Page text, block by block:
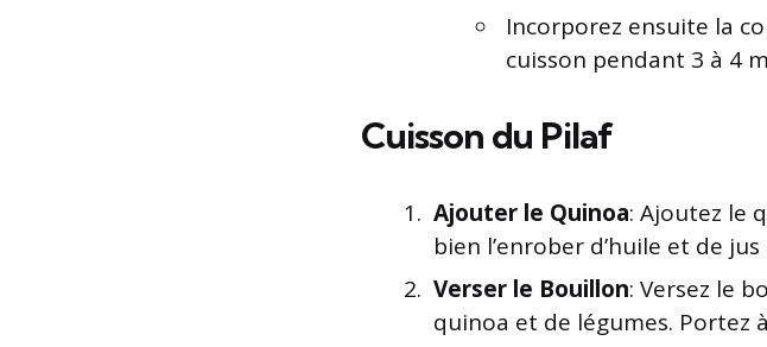
Incorporez ensuite la
cuisson pendant 3 à 4
Cuisson du Pilaf
Ajouter le Quinoa: Ajoutez le
bien l’enrober d’huile et de
Verser le Bouillon: Versez le
quinoa et de légumes. Portez